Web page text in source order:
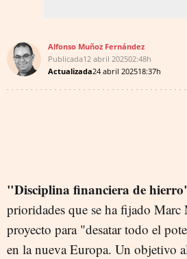
Alfonso Muñoz Fernández
Publicada12 abril 202502:48h
Actualizada24 abril 202518:37h
"Disciplina financiera de
prioridades que se ha fijado Marc
proyecto para "desatar todo el
en la nueva Europa. Un objetivo